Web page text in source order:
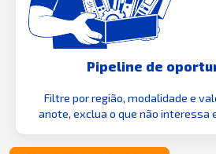
Pipeline de
Filtre por região, modalidade e
anote, exclua o que não interessa